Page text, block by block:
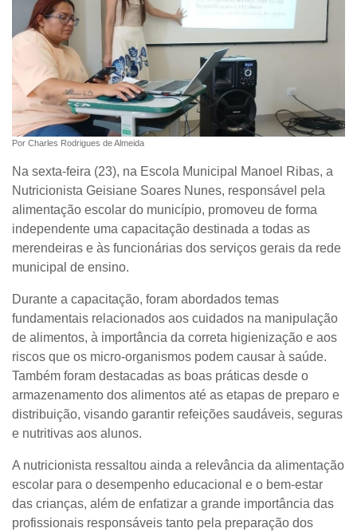
Por Charles Rodrigues de Almeida
Na sexta-feira (23), na Escola Municipal Manoel Ribas, a
Nutricionista Geisiane Soares Nunes, responsável pela
alimentação escolar do município, promoveu de forma
independente uma capacitação destinada a todas as
merendeiras e às funcionárias dos serviços gerais da rede
municipal de ensino.
Durante a capacitação, foram abordados temas
fundamentais relacionados aos cuidados na manipulação
de alimentos, à importância da correta higienização e aos
riscos que os micro-organismos podem causar à saúde.
Também foram destacadas as boas práticas desde o
armazenamento dos alimentos até as etapas de preparo e
distribuição, visando garantir refeições saudáveis, seguras
e nutritivas aos alunos.
A nutricionista ressaltou ainda a relevância da alimentação
escolar para o desempenho educacional e o bem-estar
das crianças, além de enfatizar a grande importância das
profissionais responsáveis tanto pela preparação dos